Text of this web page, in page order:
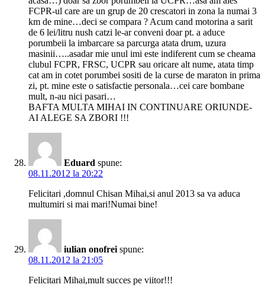
FCPR-ul care are un grup de 20 crescatori in zona la numai 3
km de mine…deci se compara ? Acum cand motorina a sarit
de 6 lei/litru nush catzi le-ar conveni doar pt. a aduce
porumbeii la imbarcare sa parcurga atata drum, uzura
masinii…..asadar mie unul imi este indiferent cum se cheama
clubul FCPR, FRSC, UCPR sau oricare alt nume, atata timp
cat am in cotet porumbei sositi de la curse de maraton in prima
zi, pt. mine este o satisfactie personala…cei care bombane
mult, n-au nici pasari…
BAFTA MULTA MIHAI IN CONTINUARE ORIUNDE-
AI ALEGE SA ZBORI !!!
Eduard spune:
08.11.2012 la 20:22
Felicitari ,domnul Chisan Mihai,si anul 2013 sa va aduca
multumiri si mai mari!Numai bine!
iulian onofrei spune:
08.11.2012 la 21:05
Felicitari Mihai,mult succes pe viitor!!!